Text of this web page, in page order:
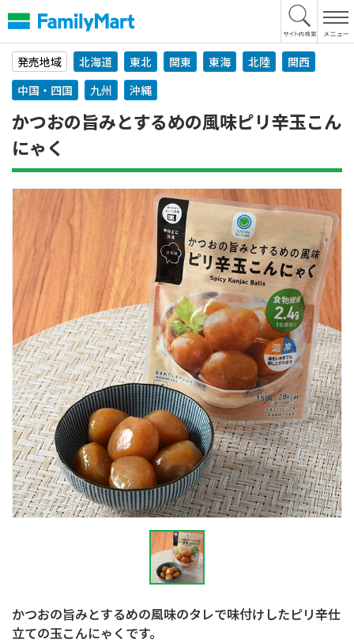
文
へ
発売地域
北海道 東北 関東 東海 北陸
関西
中国・四国
九州 沖縄
かつおの旨みとするめの風味ピリ辛玉こん
にゃく
かつおの旨みとするめの風味のタレで味付けしたピリ辛仕
立ての玉こんにゃくです。